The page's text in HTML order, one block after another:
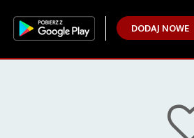
DODAJ NOWE